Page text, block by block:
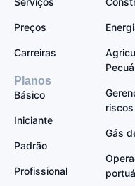
Preços
Carreiras
Planos
Básico
Iniciante
Padrão
Profissional
riscos
Gás